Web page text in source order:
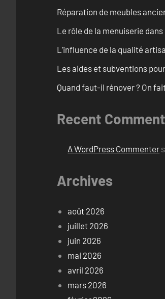
Réparation de meubles
Le rôle de la menuiserie
L’influence de la qualité
Les aides et subventions
Quand faut-il rénover ? On
Recent
A WordPress Commenter
Archives
août 2026
juillet 2026
juin 2026
mai 2026
avril 2026
mars 2026